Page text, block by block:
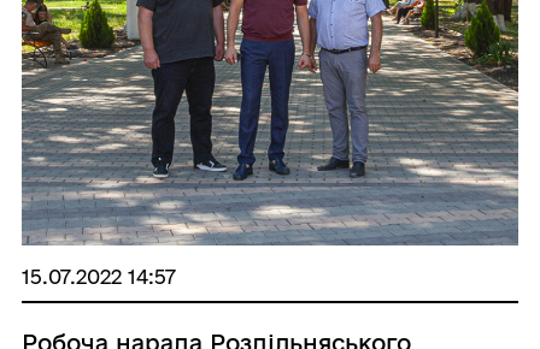
15.07.2022 14:57
Робоча нарада Роздільняського